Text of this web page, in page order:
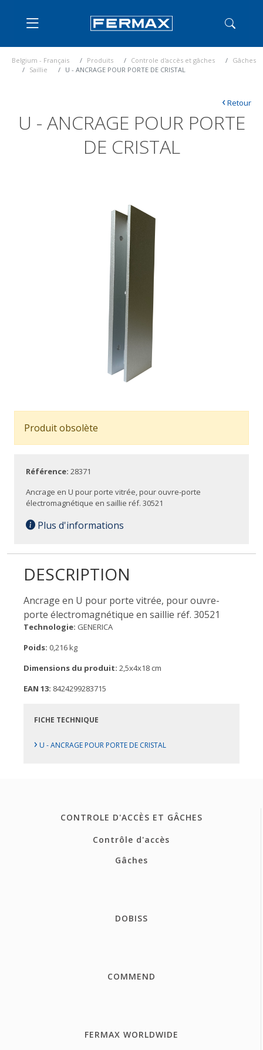
Belgium - Français Produits Controle d'accès et gâches
Gâches
Saillie
U - ANCRAGE POUR PORTE DE CRISTAL
U - ANCRAGE POUR PORTE
DE CRISTAL
‹Retour
Produit obsolète
Référence: 28371
Ancrage en U pour porte vitrée, pour ouvre-porte
électromagnétique en saillie réf. 30521
Plus d'informations
DESCRIPTION
Ancrage en U pour porte vitrée, pour ouvre-
porte électromagnétique en saillie réf. 30521
Technologie: GENERICA
Poids: 0,216 kg
Dimensions du produit: 2,5x4x18 cm
EAN 13: 8424299283715
FICHE TECHNIQUE
› U - ANCRAGE POUR PORTE DE CRISTAL
CONTROLE D'ACCÈS ET GÂCHES
Contrôle d'accès
Gâches
DOBISS
COMMEND
FERMAX WORLDWIDE